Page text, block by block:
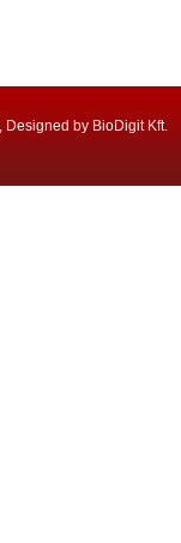
by BioDigit Kft.